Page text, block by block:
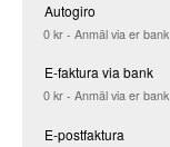
Autogiro
0 kr - Anmäl via er bank
E-faktura via bank
0 kr - Anmäl via er bank
E-postfaktura